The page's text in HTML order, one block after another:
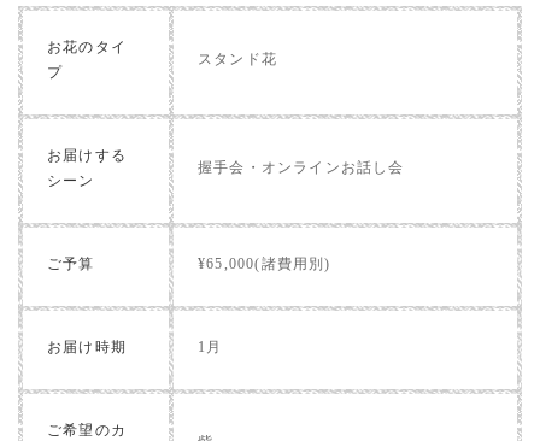
お花のタイ
プ
スタンド花
お届けする
シーン
握手会・オンラインお話し会
ご予算 ¥65,000(諸費用別)
お届け時期 1月
ご希望のカ